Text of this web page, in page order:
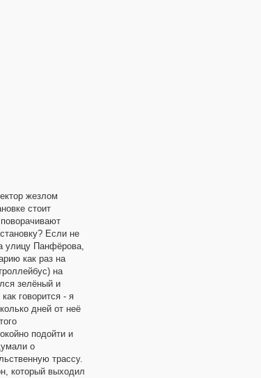
жезлом
стоит
Если не
улицу Панфёрова,
как раз на
на
зелёный и
говорится - я
дней от неё
подойти и
о
трассу.
который выходил